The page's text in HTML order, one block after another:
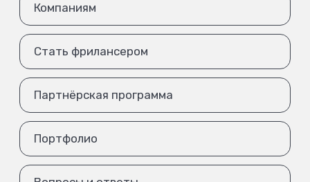
Компаниям
Стать фрилансером
Партнёрская программа
Портфолио